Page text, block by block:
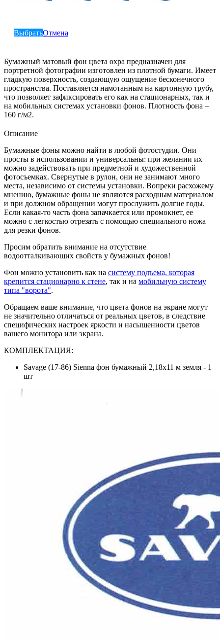
ВыбратьОтмена
Бумажный матовый фон цвета охра предназначен для
портретной фотографии изготовлен из плотной бумаги. Имеет
гладкую поверхность, создающую ощущение бесконечного
пространства. Поставляется намотанным на картонную трубу,
что позволяет зафиксировать его как на стационарных, так и
на мобильных системах установки фонов. Плотность фона –
160 г/м2.
Описание
Бумажные фоны можно найти в любой фотостудии. Они
просты в использовании и универсальны: при желании их
можно задействовать при предметной и художественной
фотосъемках. Свернутые в рулон, они не занимают много
места, независимо от системы установки. Вопреки расхожему
мнению, бумажные фоны не являются расходным материалом
и при должном обращении могут прослужить долгие годы.
Если какая-то часть фона запачкается или промокнет, ее
можно с легкостью отрезать с помощью специального ножа
для резки фонов.
Просим обратить внимание на отсутствие
водоотталкивающих свойств у бумажных фонов!
Фон можно установить как на систему подъема, которая
крепится стационарно к стене, так и на мобильную систему
типа "ворота".
Обращаем ваше внимание, что цвета фонов на экране могут
не значительно отличаться от реальных цветов, в следствие
специфических настроек яркости и насыщенности цветов
вашего монитора или экрана.
КОМПЛЕКТАЦИЯ:
Savage (17-86) Sienna фон бумажный 2,18x11 м земля - 1
шт